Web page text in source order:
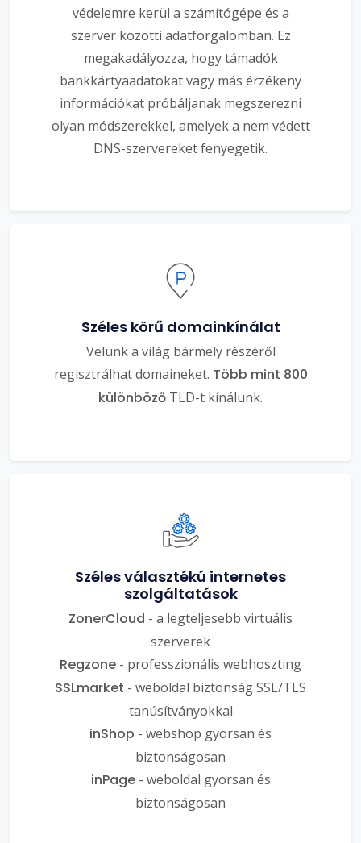
védelemre kerül a számítógépe és a
szerver közötti adatforgalomban. Ez
megakadályozza, hogy támadók
bankkártyaadatokat vagy más érzékeny
információkat próbáljanak megszerezni
olyan módszerekkel, amelyek a nem védett
DNS-szervereket fenyegetik.
Széles körű domainkínálat
Velünk a világ bármely részéről
regisztrálhat domaineket. Több mint 800
különböző TLD-t kínálunk.
Széles választékú internetes
szolgáltatások
ZonerCloud - a legteljesebb virtuális
szerverek
Regzone - professzionális webhoszting
SSLmarket - weboldal biztonság SSL/TLS
tanúsítványokkal
inShop - webshop gyorsan és
biztonságosan
inPage- weboldal gyorsan és
biztonságosan